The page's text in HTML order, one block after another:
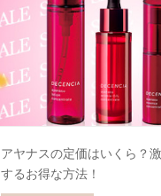
アヤナスの定価はいくら？
するお得な方法！